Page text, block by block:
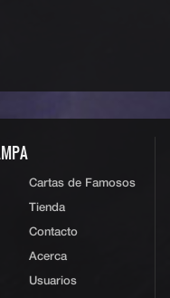
Cartas de Famosos
Tienda
Contacto
Acerca
Usuarios